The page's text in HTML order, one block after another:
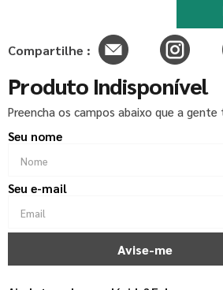
Compartilhe :
Produto Indisponível
Preencha os campos abaixo que a